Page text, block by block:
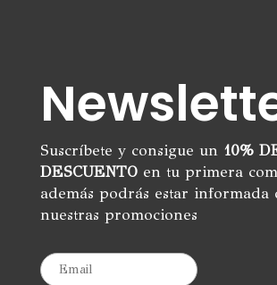
Suscríbete y consigue un 10%
DESCUENTOen tu primera
además podrás estar informada
nuestras promociones